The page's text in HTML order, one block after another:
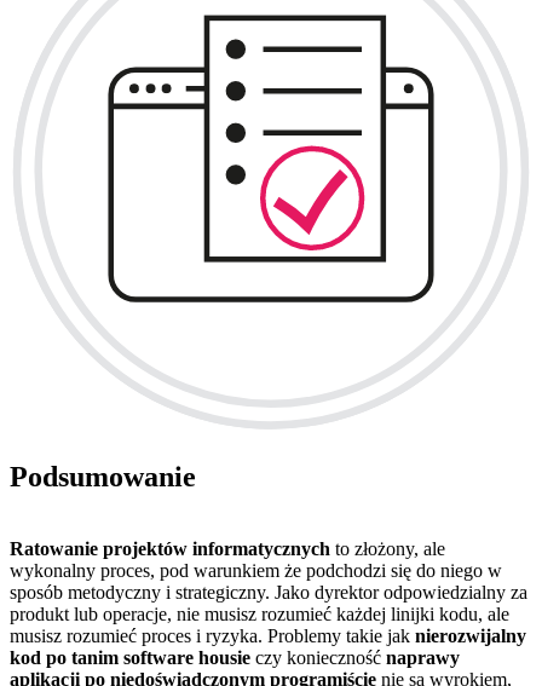
Podsumowanie
Ratowanie projektów informatycznych to złożony, ale
wykonalny proces, pod warunkiem że podchodzi się do niego w
sposób metodyczny i strategiczny. Jako dyrektor odpowiedzialny za
produkt lub operacje, nie musisz rozumieć każdej linijki kodu, ale
musisz rozumieć proces i ryzyka. Problemy takie jak nierozwijalny
kod po tanim software housie czy konieczność naprawy
aplikacji po niedoświadczonym programiście nie są wyrokiem,